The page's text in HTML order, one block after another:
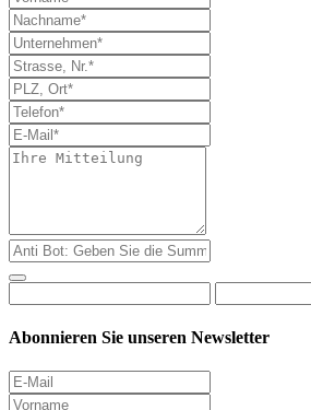
Abonnieren Sie unseren Newsletter